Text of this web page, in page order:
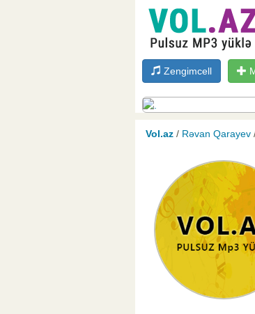
Zengimcell
Vol.az / Rəvan Qarayev